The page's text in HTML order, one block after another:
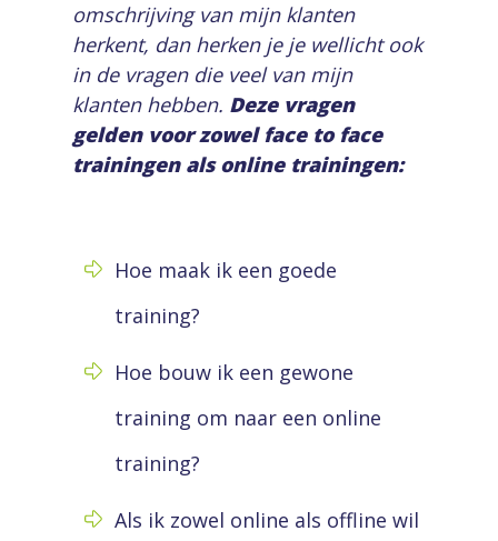
omschrijving van mijn klanten
herkent, dan herken je je wellicht ook
in de vragen die veel van mijn
klanten hebben. Deze vragen
gelden voor zowel face to face
trainingen als online trainingen:
Hoe maak ik een goede
training?
Hoe bouw ik een gewone
training om naar een online
training?
Als ik zowel online als offline wil